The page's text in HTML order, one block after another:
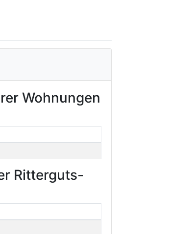
Wohnungen
Ritterguts-